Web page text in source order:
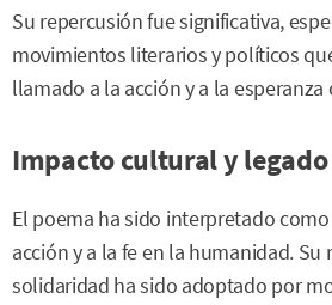
Su repercusión fue significativa,
movimientos literarios y políticos
llamado a la acción y a la esperanza
Impacto cultural y legado
El poema ha sido interpretado
acción y a la fe en la humanidad. Su
solidaridad ha sido adoptado por